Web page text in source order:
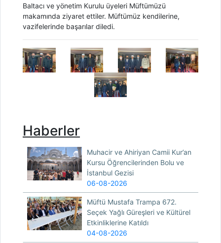
Baltacı ve yönetim Kurulu üyeleri Müftümüzü
makamında ziyaret ettiler. Müftümüz kendilerine,
vazifelerinde başarılar diledi.
Haberler
Muhacir ve Ahiriyan Camii Kur’an
Kursu Öğrencilerinden Bolu ve
İstanbul Gezisi
06-08-2026
Müftü Mustafa Trampa 672.
Seçek Yağlı Güreşleri ve Kültürel
Etkinliklerine Katıldı
04-08-2026